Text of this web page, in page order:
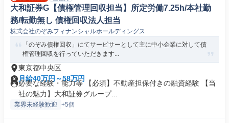
大和証券G【債権管理回収担当】所定労働7.25h/本社勤
務/転勤無し 債権回収法人担当
株式会社のぞみフィナンシャルホールディングス
「のぞみ債権回収」にてサービサーとして主に中小企業に対して債
権管理回収を行っていただきます...
東京都中央区
月給40万円～58万円
必要な経験・能力等 【必須】不動産担保付きの融資経験 【当
社の魅力】大和証券グループ...
業界未経験歓迎 +5個